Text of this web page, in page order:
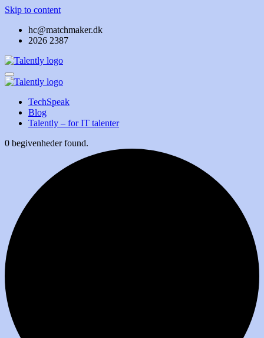
Skip to content
hc@matchmaker.dk
2026 2387
TechSpeak
Blog
Talently – for IT talenter
0 begivenheder found.